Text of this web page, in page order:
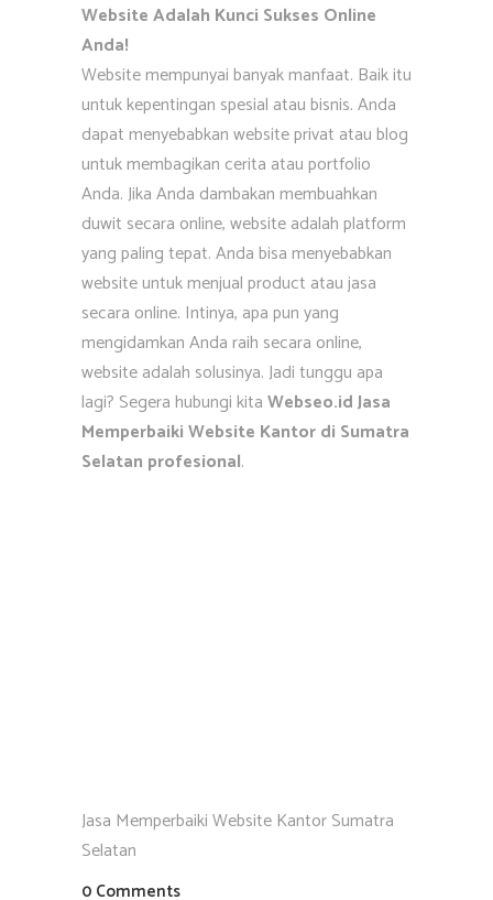
Website Adalah Kunci Sukses Online
Anda!
Website mempunyai banyak manfaat. Baik itu
untuk kepentingan spesial atau bisnis. Anda
dapat menyebabkan website privat atau blog
untuk membagikan cerita atau portfolio
Anda. Jika Anda dambakan membuahkan
duwit secara online, website adalah platform
yang paling tepat. Anda bisa menyebabkan
website untuk menjual product atau jasa
secara online. Intinya, apa pun yang
mengidamkan Anda raih secara online,
website adalah solusinya. Jadi tunggu apa
lagi? Segera hubungi kitaWebseo.id Jasa
Memperbaiki Website Kantor di Sumatra
Selatan profesional.
Jasa Memperbaiki Website Kantor Sumatra
Selatan
0 Comments